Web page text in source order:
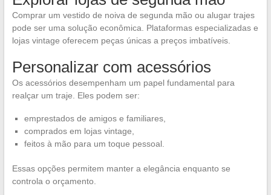
Comprar um vestido de noiva de segunda mão ou alugar trajes
pode ser uma solução econômica. Plataformas especializadas e
lojas vintage oferecem peças únicas a preços imbatíveis.
Personalizar com acessórios
Os acessórios desempenham um papel fundamental para
realçar um traje. Eles podem ser:
emprestados de amigos e familiares,
comprados em lojas vintage,
feitos à mão para um toque pessoal.
Essas opções permitem manter a elegância enquanto se
controla o orçamento.